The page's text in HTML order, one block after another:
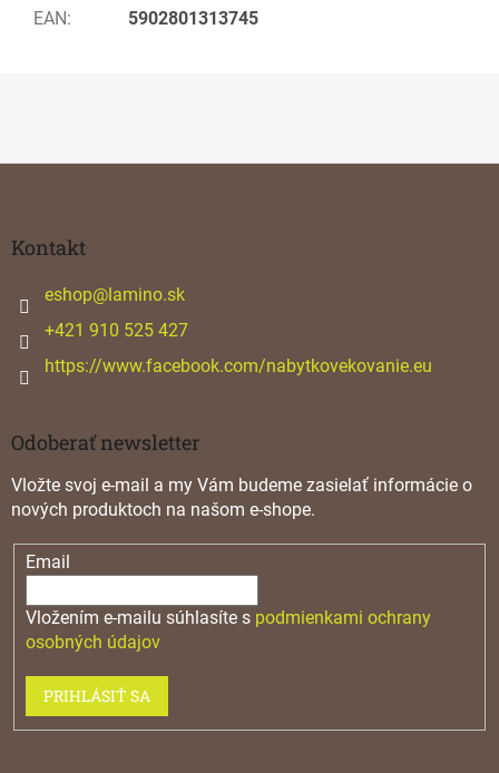
EAN: 5902801313745
Kontakt
eshop@lamino.sk
+421 910 525 427
https://www.facebook.com/nabytkovekovanie.eu
Odoberať newsletter
Vložte svoj e-mail a my Vám budeme zasielať informácie o
nových produktoch na našom e-shope.
Email
Vložením e-mailu súhlasíte s podmienkami ochrany
osobných údajov
PRIHLÁSIŤ SA